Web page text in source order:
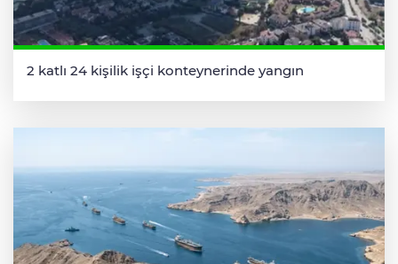
2 katlı 24 kişilik işçi konteynerinde yangın